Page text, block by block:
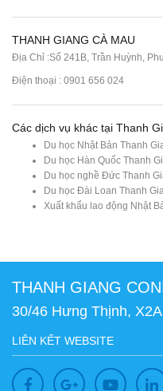
THANH GIANG CÀ MAU
Địa Chỉ :Số 241B, Trần Huỳnh,
Điện thoại : 0901 656 024
Các dịch vụ khác tại Thanh
Du học Nhật Bản Thanh
Du học Hàn Quốc Thanh
Du học nghề Đức Thanh
Du học Đài Loan Thanh
Xuất khẩu lao động Nhật
THANH GIANG
30/46 Hưng Thịnh,
LIÊN KẾT WEBSITE